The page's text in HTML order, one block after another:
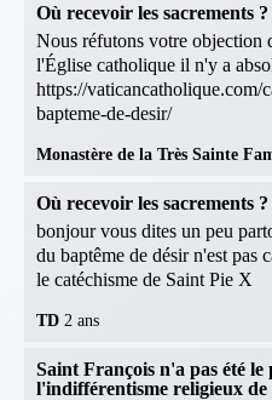
Où recevoir les sacrements ?
Nous réfutons votre objection
l'Église catholique il n'y a
https://vaticancatholique.com/
bapteme-de-desir/
Monastère de la Très Sainte
Où recevoir les sacrements ?
bonjour vous dites un peu
du baptême de désir n'est pas
le catéchisme de Saint Pie X
TD 2 ans
Saint François n'a pas été le
l'indifférentisme religieux de